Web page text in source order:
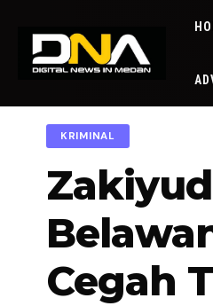
KRIMINAL
Cegah